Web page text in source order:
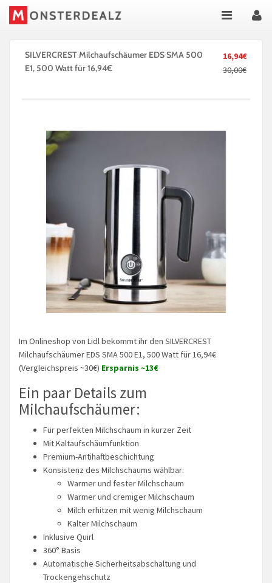
16,94€
30,00€
SILVERCREST Milchaufschäumer EDS SMA 500
E1, 500 Watt für 16,94€
Im Onlineshop von Lidl bekommt ihr den SILVERCREST
Milchaufschäumer EDS SMA 500 E1, 500 Watt für 16,94€
(Vergleichspreis ~30€) Ersparnis ~13€
Ein paar Details zum
Milchaufschäumer:
Für perfekten Milchschaum in kurzer Zeit
Mit Kaltaufschäumfunktion
Premium-Antihaftbeschichtung
Konsistenz des Milchschaums wählbar:
Warmer und fester Milchschaum
Warmer und cremiger Milchschaum
Milch erhitzen mit wenig Milchschaum
Kalter Milchschaum
Inklusive Quirl
360° Basis
Automatische Sicherheitsabschaltung und
Trockengehschutz